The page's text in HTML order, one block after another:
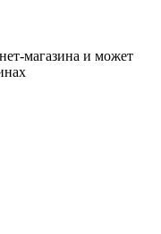
магазина и может